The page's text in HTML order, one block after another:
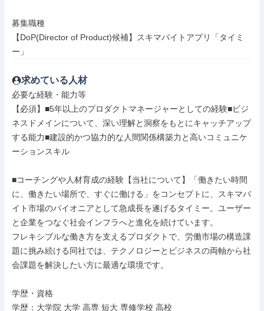
募集職種
【DoP(Director of Product)候補】スキマバイトアプリ「タイミ
ー」
求めている人材
必要な経験・能力等
【必須】■5年以上のプロダクトマネージャーとしての経験■ビジ
ネスドメインについて、深い理解と洞察をもとにキャッチアップ
する能力■建設的かつ協力的な人間関係構築力と高いコミュニケ
ーションスキル
■コーチングや人材育成の経験【当社について】「働きたい時間
に、働きたい場所で、すぐに働ける」をコンセプトに、スキマバ
イト市場のパイオニアとして急成長を遂げるタイミー。ユーザー
と企業をつなぐ社会インフラへと進化を続けています。
フレキシブルな働き方を支えるプロダクトで、労働市場の構造課
題に挑み続ける同社では、テクノロジーとビジネスの両軸から社
会課題を解決したい方に最適な環境です。
学歴・資格
学歴：大学院 大学 高専 短大 専修学校 高校